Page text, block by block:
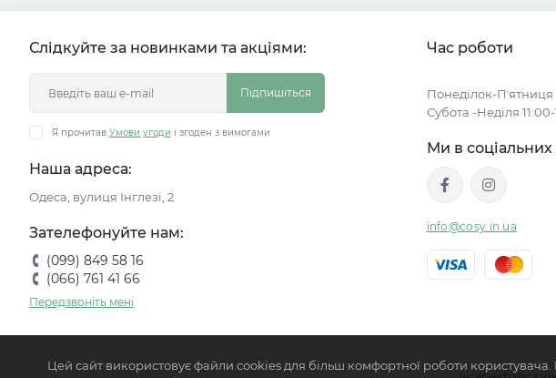
Слідкуйте за новинками та акціями:
Підпишіться
Я прочитав Умови угоди і згоден з вимогами
Наша адреса:
Одеса, вулиця Інглезі, 2
Зателефонуйте нам:
(099) 849 58 16
(066) 761 41 66
Передзвоніть мені
Час роботи
Понеділок-Пʼятниця
Субота -Неділя
Ми в
info@cosy.in.ua
Цей сайт використовує файли cookies для більш комфортної роботи